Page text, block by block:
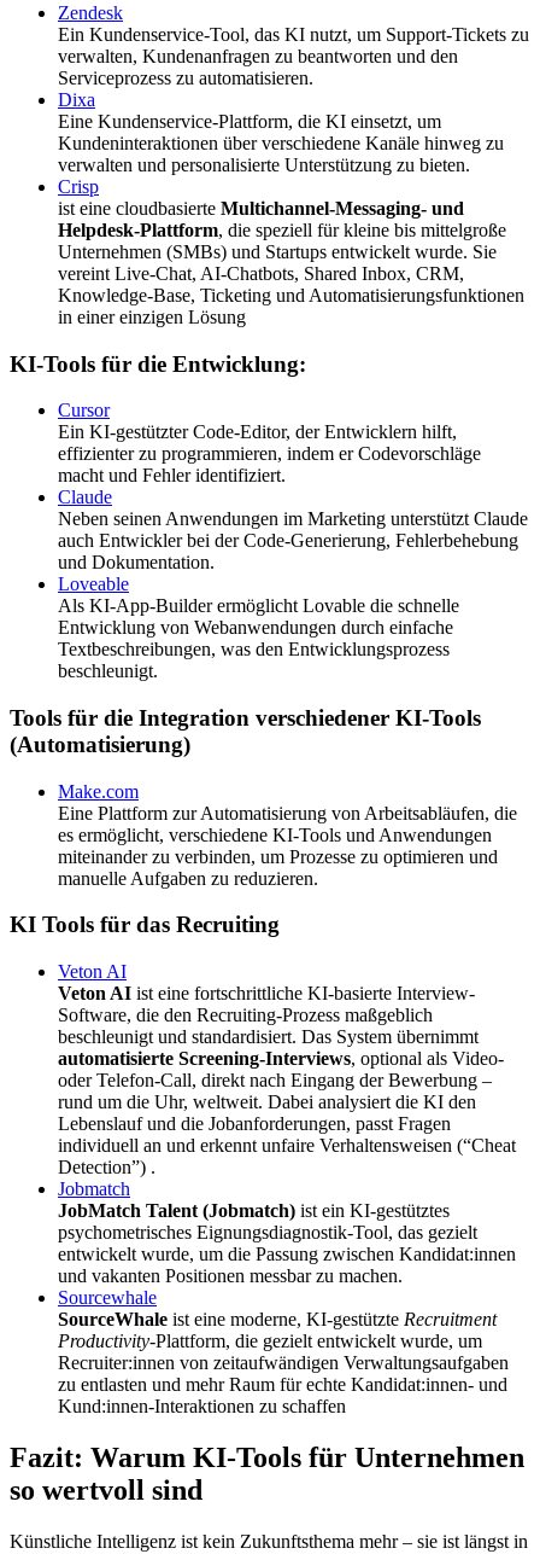
Zendesk
Ein Kundenservice-Tool, das KI nutzt, um Support-Tickets zu
verwalten, Kundenanfragen zu beantworten und den
Serviceprozess zu automatisieren.
Dixa
Eine Kundenservice-Plattform, die KI einsetzt, um
Kundeninteraktionen über verschiedene Kanäle hinweg zu
verwalten und personalisierte Unterstützung zu bieten.
Crisp
ist eine cloudbasierte Multichannel-Messaging- und
Helpdesk-Plattform, die speziell für kleine bis mittelgroße
Unternehmen (SMBs) und Startups entwickelt wurde. Sie
vereint Live-Chat, AI-Chatbots, Shared Inbox, CRM,
Knowledge-Base, Ticketing und Automatisierungsfunktionen
in einer einzigen Lösung
KI-Tools für die Entwicklung:
Cursor
Ein KI-gestützter Code-Editor, der Entwicklern hilft,
effizienter zu programmieren, indem er Codevorschläge
macht und Fehler identifiziert.
Claude
Neben seinen Anwendungen im Marketing unterstützt Claude
auch Entwickler bei der Code-Generierung, Fehlerbehebung
und Dokumentation.
Loveable
Als KI-App-Builder ermöglicht Lovable die schnelle
Entwicklung von Webanwendungen durch einfache
Textbeschreibungen, was den Entwicklungsprozess
beschleunigt.
Tools für die Integration verschiedener KI-Tools
(Automatisierung)
Make.com
Eine Plattform zur Automatisierung von Arbeitsabläufen, die
es ermöglicht, verschiedene KI-Tools und Anwendungen
miteinander zu verbinden, um Prozesse zu optimieren und
manuelle Aufgaben zu reduzieren.
KI Tools für das Recruiting
Veton AI
Veton AI ist eine fortschrittliche KI-basierte Interview-
Software, die den Recruiting-Prozess maßgeblich
beschleunigt und standardisiert. Das System übernimmt
automatisierte Screening‑Interviews, optional als Video-
oder Telefon-Call, direkt nach Eingang der Bewerbung –
rund um die Uhr, weltweit. Dabei analysiert die KI den
Lebenslauf und die Jobanforderungen, passt Fragen
individuell an und erkennt unfaire Verhaltensweisen (“Cheat
Detection”) .
Jobmatch
JobMatch Talent (Jobmatch) ist ein KI-gestütztes
psychometrisches Eignungsdiagnostik-Tool, das gezielt
entwickelt wurde, um die Passung zwischen Kandidat:innen
und vakanten Positionen messbar zu machen.
Sourcewhale
SourceWhale ist eine moderne, KI-gestützte Recruitment
Productivity-Plattform, die gezielt entwickelt wurde, um
Recruiter:innen von zeitaufwändigen Verwaltungsaufgaben
zu entlasten und mehr Raum für echte Kandidat:innen- und
Kund:innen-Interaktionen zu schaffen
Fazit: Warum KI-Tools für Unternehmen
so wertvoll sind
Künstliche Intelligenz ist kein Zukunftsthema mehr – sie ist längst in